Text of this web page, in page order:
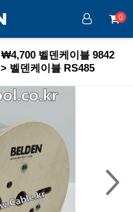
0
벨덴케이블 9842
벨덴케이블 RS485